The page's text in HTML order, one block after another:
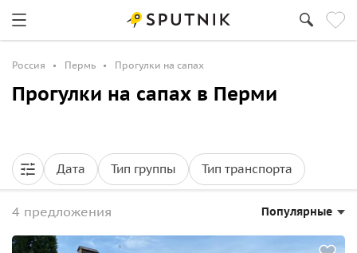
Россия Пермь Прогулки на сапах
Прогулки на сапах в Перми
Дата Тип группы Тип транспорта
4 предложения Популярные